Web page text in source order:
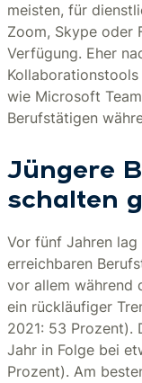
meisten, für
Zoom, Skype oder
Verfügung. Eher
wie Microsoft
Berufstätigen
Jüngere
schalten
Vor fünf Jahren
erreichbaren
vor allem während
ein rückläufiger
2021: 53 Prozent).
Jahr in Folge bei
Prozent). Am